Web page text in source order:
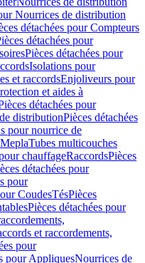
Nourrices de distribution
détachées pour Compteurs
détachées pour
Pièces détachées pour
Isolations pour
et raccordsEnjoliveurs pour
et aides à
détachées pour
distributionPièces détachées
pour nourrice de
Tubes multicouches
chauffageRaccordsPièces
détachées pour
pour
CoudesTésPièces
Pièces détachées pour
et raccordements,
pour
pour AppliquesNourrices de